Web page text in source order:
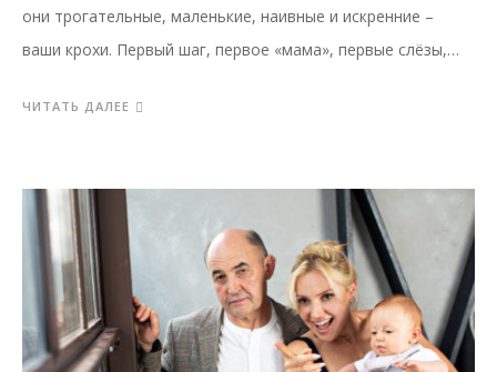
они трогательные, маленькие, наивные и искренние –
ваши крохи. Первый шаг, первое «мама», первые слёзы,…
ЧИТАТЬ ДАЛЕЕ